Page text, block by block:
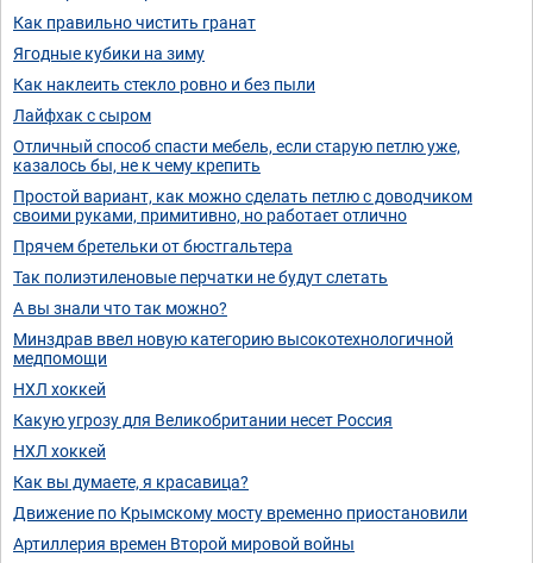
Как правильно чистить гранат
Ягодные кубики на зиму
Как наклеить стекло ровно и без пыли
Лайфхак с сыром
Отличный способ спасти мебель, если старую петлю уже,
казалось бы, не к чему крепить
Простой вариант, как можно сделать петлю с доводчиком
своими руками, примитивно, но работает отлично
Прячем бретельки от бюстгальтера
Так полиэтиленовые перчатки не будут слетать
А вы знали что так можно?
Минздрав ввел новую категорию высокотехнологичной
медпомощи
НХЛ хоккей
Какую угрозу для Великобритании несет Россия
НХЛ хоккей
Как вы думаете, я красавица?
Движение по Крымскому мосту временно приостановили
Артиллерия времен Второй мировой войны